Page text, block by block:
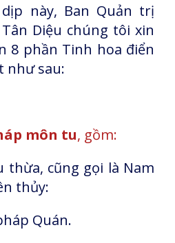
này, Ban Quản trị
Diệu chúng tôi xin
8 phần Tinh hoa điển
như sau:
môn tu, gồm:
thừa, cũng gọi là Nam
thủy:
Quán.